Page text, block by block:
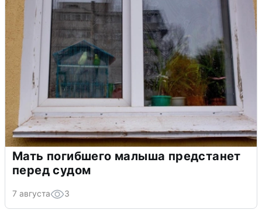
Мать погибшего малыша предстанет
перед судом
7 августа 3